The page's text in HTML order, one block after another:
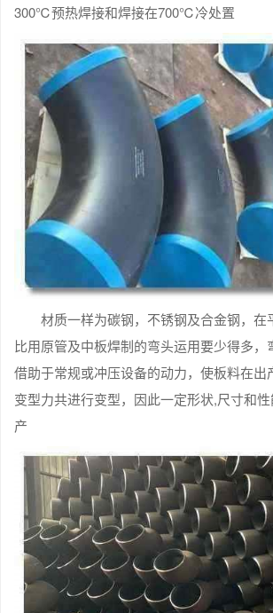
300℃预热焊接和焊接在700℃冷处置
材质一样为碳钢，不锈钢及合金钢，在
比用原管及中板焊制的弯头运用要少得多，
借助于常规或冲压设备的动力，使板料在出
变型力共进行变型，因此一定形状,尺寸和
产